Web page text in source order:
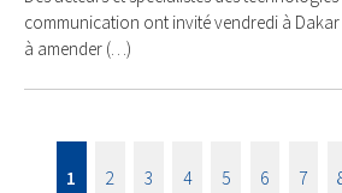
communication ont invité vendredi à Dakar
à amender (…)
1 2 3 4 5 6 7